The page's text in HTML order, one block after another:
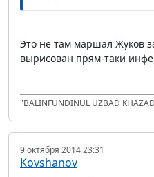
Это не там маршал Жуков
вырисован прям-таки
"BALINFUNDINUL UZBAD
9 октября 2014 23:31
Kovshanov